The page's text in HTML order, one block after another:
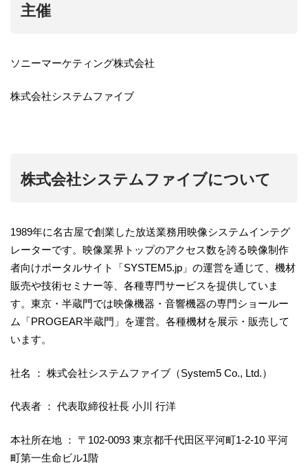
主催
ソニーマーケティング株式会社
株式会社システムファイブ
株式会社システムファイブについて
1989年に名古屋で創業した放送業務用映像システムインテグ
レーターです。映像業界トップのアクセス数を誇る映像制作
者向けポータルサイト「SYSTEM5.jp」の運営を通じて、機材
販売や技術セミナー等、各種専門サービスを提供していま
す。東京・半蔵門では映像機器・音響機器の専門ショールー
ム「PROGEAR半蔵門」を運営。各種機材を展示・販売して
います。
社名 ： 株式会社システムファイブ（System5 Co., Ltd.）
代表者 ： 代表取締役社長 小川 行洋
本社所在地 ： 〒102-0093 東京都千代田区平河町1-2-10 平河
町第一生命ビル1階